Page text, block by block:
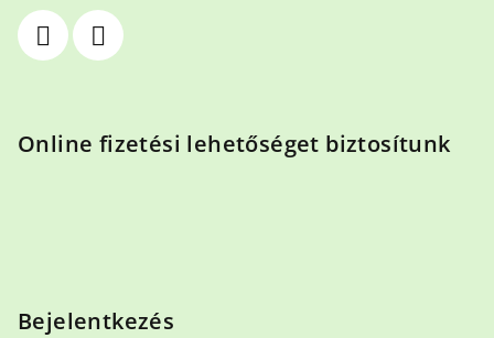
Online fizetési lehetőséget biztosítunk
Bejelentkezés